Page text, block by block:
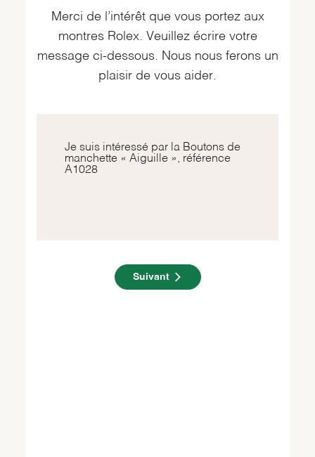
Merci de l’intérêt que vous portez aux
montres Rolex. Veuillez écrire votre
message ci-dessous. Nous nous ferons un
plaisir de vous aider.
Suivant